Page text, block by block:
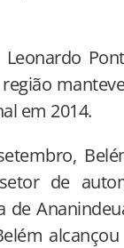
Leonardo
em 2014.
de
de